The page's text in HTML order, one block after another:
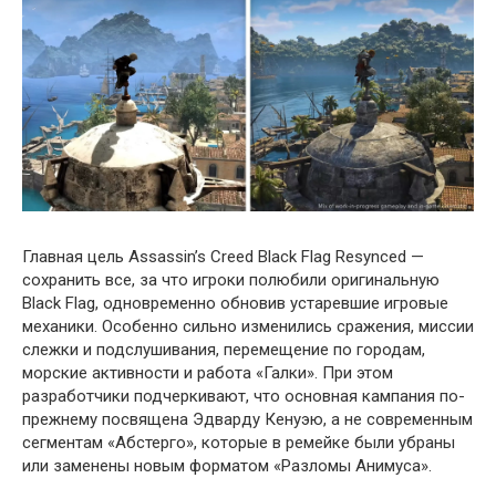
Главная цель Assassin’s Creed Black Flag Resynced —
сохранить все, за что игроки полюбили оригинальную
Black Flag, одновременно обновив устаревшие игровые
механики. Особенно сильно изменились сражения, миссии
слежки и подслушивания, перемещение по городам,
морские активности и работа «Галки». При этом
разработчики подчеркивают, что основная кампания по-
прежнему посвящена Эдварду Кенуэю, а не современным
сегментам «Абстерго», которые в ремейке были убраны
или заменены новым форматом «Разломы Анимуса».